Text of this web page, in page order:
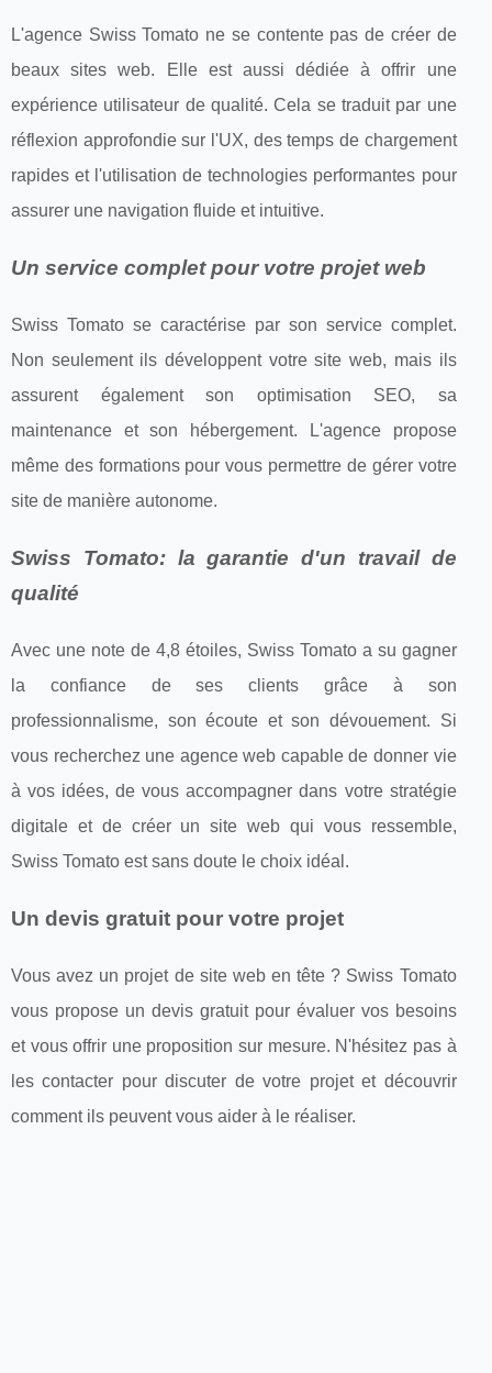
L'agence Swiss Tomato ne se contente pas de créer de
beaux sites web. Elle est aussi dédiée à offrir une
expérience utilisateur de qualité. Cela se traduit par une
réflexion approfondie sur l'UX, des temps de chargement
rapides et l'utilisation de technologies performantes pour
assurer une navigation fluide et intuitive.
Un service complet pour votre projet web
Swiss Tomato se caractérise par son service complet.
Non seulement ils développent votre site web, mais ils
assurent également son optimisation SEO, sa
maintenance et son hébergement. L'agence propose
même des formations pour vous permettre de gérer votre
site de manière autonome.
Swiss Tomato: la garantie d'un travail de
qualité
Avec une note de 4,8 étoiles, Swiss Tomato a su gagner
la confiance de ses clients grâce à son
professionnalisme, son écoute et son dévouement. Si
vous recherchez une agence web capable de donner vie
à vos idées, de vous accompagner dans votre stratégie
digitale et de créer un site web qui vous ressemble,
Swiss Tomato est sans doute le choix idéal.
Un devis gratuit pour votre projet
Vous avez un projet de site web en tête ? Swiss Tomato
vous propose un devis gratuit pour évaluer vos besoins
et vous offrir une proposition sur mesure. N'hésitez pas à
les contacter pour discuter de votre projet et découvrir
comment ils peuvent vous aider à le réaliser.